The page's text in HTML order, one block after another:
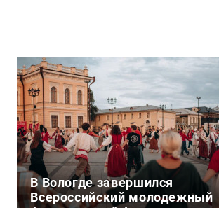
В Вологде завершился
Всероссийский молодежный